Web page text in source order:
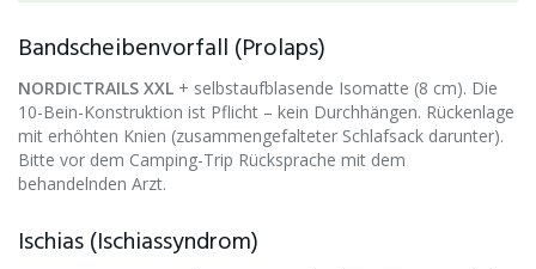
Bandscheibenvorfall (Prolaps)
NORDICTRAILS XXL + selbstaufblasende Isomatte (8 cm). Die
10-Bein-Konstruktion ist Pflicht – kein Durchhängen. Rückenlage
mit erhöhten Knien (zusammengefalteter Schlafsack darunter).
Bitte vor dem Camping-Trip Rücksprache mit dem
behandelnden Arzt.
Ischias (Ischiassyndrom)